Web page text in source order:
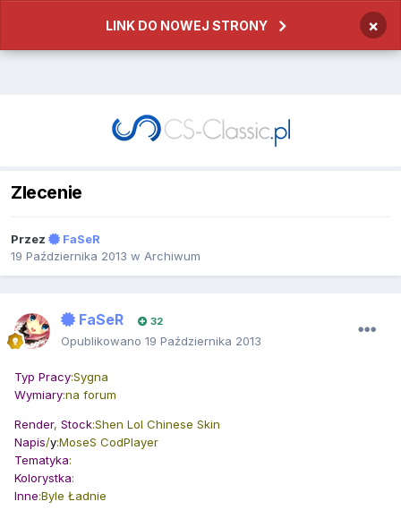
LINK DO NOWEJ STRONY ×
Zlecenie
Przez
FaSeR
19 Października 2013 w Archiwum
FaSeR 32
Opublikowano 19 Października 2013
Typ Pracy:Sygna
Wymiary:na forum
Render, Stock:Shen Lol Chinese Skin
Napis/y:MoseS CodPlayer
Tematyka:
Kolorystka:
Inne:Byle Ładnie